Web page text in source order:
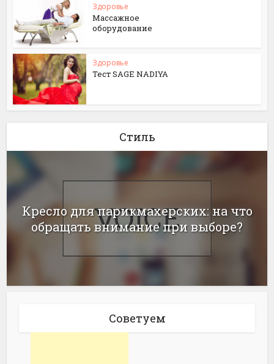
Здоровье
Массажное
оборудование
Здоровье
Тест SAGE NADIYA
Стиль
Кресло для парикмахерских: на что
обращать внимание при выборе?
Советуем